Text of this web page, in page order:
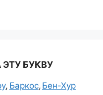
БУКВУ
Баркос Бен-Хур